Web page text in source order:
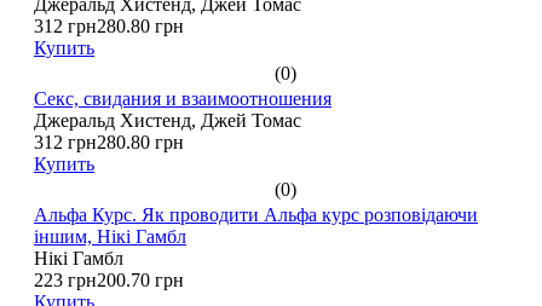
Джеральд Хистенд, Джей Томас
312 грн280.80 грн
Купить
(0)
Секс, свидания и взаимоотношения
Джеральд Хистенд, Джей Томас
312 грн280.80 грн
Купить
(0)
Альфа Курс. Як проводити Альфа курс розповідаючи
іншим, Нікі Гамбл
Нікі Гамбл
223 грн200.70 грн